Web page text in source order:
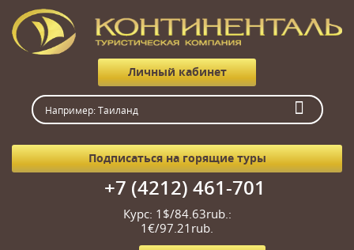
Личный кабинет
Подписаться на горящие туры
+7 (4212) 461-701
Курс: 1$/84.63rub.:
1€/97.21rub.